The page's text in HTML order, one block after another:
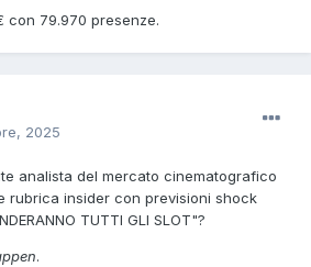
con 79.970 presenze.
2025
analista del mercato cinematografico
rubrica insider con previsioni shock
TUTTI GLI SLOT"?
.